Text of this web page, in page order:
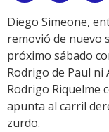
Diego Simeone,
removió de nuevo
próximo sábado
Rodrigo de Paul
Rodrigo Riquelme
apunta al carril
zurdo.